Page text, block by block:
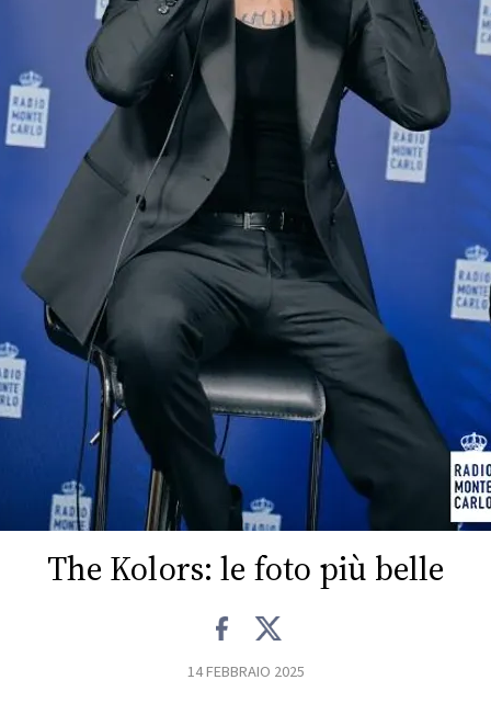
FOTO
CONCORSI
EVENTI
VIDEO
TV
PRINCIPATO
MONACO
RMC
CONSIGLIA
The Kolors: le foto più belle
14 FEBBRAIO 2025